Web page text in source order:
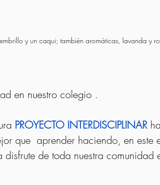
y un caqui; también aromáticas, lavanda y
en nuestro colegio .
PROYECTO INTERDISCIPLINAR
que  aprender haciendo, en este
de toda nuestra comunidad